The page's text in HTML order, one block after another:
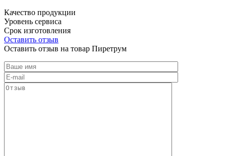
Качество продукции
Уровень сервиса
Срок изготовления
Оставить отзыв
Оставить отзыв на товар Пиретрум